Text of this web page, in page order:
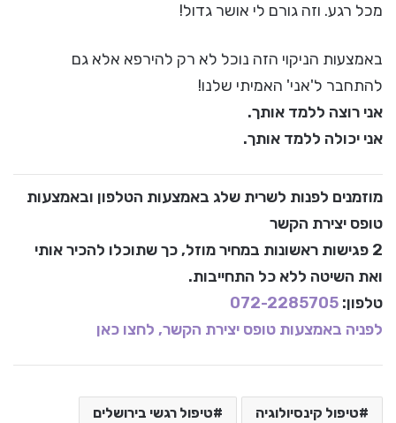
מכל רגע. וזה גורם לי אושר גדול!
באמצעות הניקוי הזה נוכל לא רק להירפא אלא גם
להתחבר ל'אני' האמיתי שלנו!
אני רוצה ללמד אותך.
אני יכולה ללמד אותך.
מוזמנים לפנות לשרית שלג באמצעות הטלפון ובאמצעות
טופס יצירת הקשר
2 פגישות ראשונות במחיר מוזל, כך שתוכלו להכיר אותי
ואת השיטה ללא כל התחייבות.
טלפון: 072-2285705
לפניה באמצעות טופס יצירת הקשר, לחצו כאן
טיפול קינסיולוגיה טיפול רגשי בירושלים